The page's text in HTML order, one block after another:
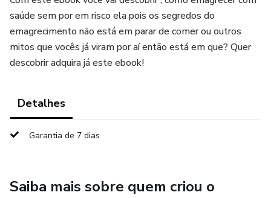
saúde sem por em risco ela pois os segredos do
emagrecimento não está em parar de comer ou outros
mitos que vocês já viram por aí então está em que? Quer
descobrir adquira já este ebook!
Detalhes
Garantia de 7 dias
Saiba mais sobre quem criou o